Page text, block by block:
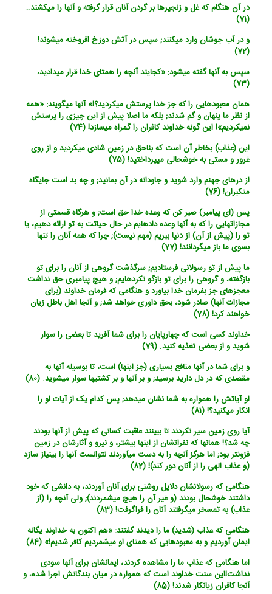
در آن هنگام که غل و زنجیرها بر گردن آنان قرار گرفته و آنها را می‏کشند…
(71)
و در آب جوشان وارد می‏کنند; سپس در آتش دوزخ افروخته می‏شوند!
(72)
سپس به آنها گفته می‏شود: «کجایند آنچه را همتای خدا قرار می‏دادید،
(73)
همان معبودهایی را که جز خدا پرستش می‏کردید؟!» آنها می‏گویند: «همه
از نظر ما پنهان و گم شدند; بلکه ما اصلا پیش از این چیزی را پرستش
نمی‏کردیم‏»! این گونه خداوند کافران را گمراه می‏سازد! (74)
این (عذاب) بخاطر آن است که بناحق در زمین شادی می‏کردید و از روی
غرور و مستی به خوشحالی می‏پرداختید! (75)
از درهای جهنم وارد شوید و جاودانه در آن بمانید; و چه بد است جایگاه
متکبران! (76)
پس (ای پیامبر) صبر کن که وعده خدا حق است; و هرگاه قسمتی از
مجازاتهایی را که به آنها وعده داده‏ایم در حال حیاتت به تو ارائه دهیم، یا
تو را (پیش از آن) از دنیا ببریم (مهم نیست); چرا که همه آنان را تنها
بسوی ما باز می‏گردانند! (77)
ما پیش از تو رسولانی فرستادیم; سرگذشت گروهی از آنان را برای تو
بازگفته، و گروهی را برای تو بازگو نکرده‏ایم; و هیچ پیامبری حق نداشت
معجزه‏ای جز بفرمان خدا بیاورد و هنگامی که فرمان خداوند (برای
مجازات آنها) صادر شود، بحق داوری خواهد شد; و آنجا اهل باطل زیان
خواهند کرد! (78)
خداوند کسی است که چهارپایان را برای شما آفرید تا بعضی را سوار
شوید و از بعضی تغذیه کنید. (79)
و برای شما در آنها منافع بسیاری (جز اینها) است، تا بوسیله آنها به
مقصدی که در دل دارید برسید; و بر آنها و بر کشتیها سوار می‏شوید. (80)
او آیاتش را همواره به شما نشان می‏دهد; پس کدام یک از آیات او را
انکار می‏کنید؟! (81)
آیا روی زمین سیر نکردند تا ببینند عاقبت کسانی که پیش از آنها بودند
چه شد؟! همانها که نفراتشان از اینها بیشتر، و نیرو و آثارشان در زمین
فزونتر بود; اما هرگز آنچه را به دست می‏آوردند نتوانست آنها را بی‏نیاز سازد
(و عذاب الهی را از آنان دور کند)! (82)
هنگامی که رسولانشان دلایل روشنی برای آنان آوردند، به دانشی که خود
داشتند خوشحال بودند (و غیر آن را هیچ می‏شمردند); ولی آنچه را (از
عذاب) به تمسخر می‏گرفتند آنان را فراگرفت! (83)
هنگامی که عذاب (شدید) ما را دیدند گفتند: «هم اکنون به خداوند یگانه
ایمان آوردیم و به معبودهایی که همتای او می‏شمردیم کافر شدیم!» (84)
اما هنگامی که عذاب ما را مشاهده کردند، ایمانشان برای آنها سودی
نداشت!این سنت خداوند است که همواره در میان بندگانش اجرا شده، و
آنجا کافران زیانکار شدند! (85)